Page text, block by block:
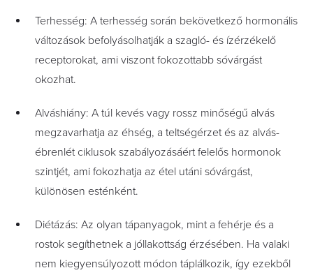
Terhesség: A terhesség során bekövetkező hormonális
változások befolyásolhatják a szagló- és ízérzékelő
receptorokat, ami viszont fokozottabb sóvárgást
okozhat.
Alváshiány: A túl kevés vagy rossz minőségű alvás
megzavarhatja az éhség, a teltségérzet és az alvás-
ébrenlét ciklusok szabályozásáért felelős hormonok
szintjét, ami fokozhatja az étel utáni sóvárgást,
különösen esténként.
Diétázás: Az olyan tápanyagok, mint a fehérje és a
rostok segíthetnek a jóllakottság érzésében. Ha valaki
nem kiegyensúlyozott módon táplálkozik, így ezekből